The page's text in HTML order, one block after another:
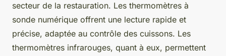
secteur de la restauration. Les thermomètres à
sonde numérique offrent une lecture rapide et
précise, adaptée au contrôle des cuissons. Les
thermomètres infrarouges, quant à eux, permettent